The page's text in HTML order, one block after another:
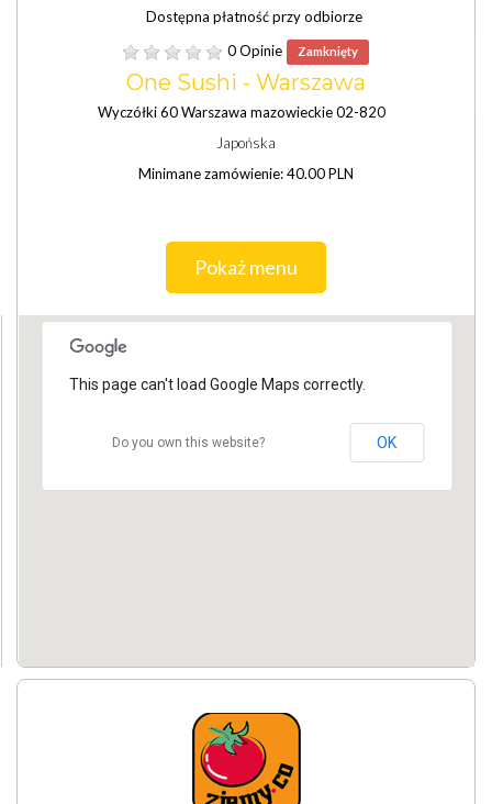
Dostępna płatność przy odbiorze
0 Opinie
Zamknięty
One Sushi - Warszawa
Wyczółki 60 Warszawa mazowieckie 02-820
Japońska
Minimane zamówienie: 40.00 PLN
Pokaż menu
This page can't load Google Maps correctly.
Do you own this website? OK